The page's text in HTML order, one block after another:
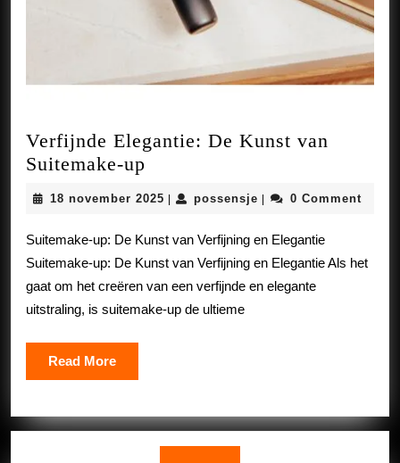
Verfijnde Elegantie: De Kunst van
Suitemake-up
De
Kunst
van
Suitemake-
up
18 november 2025 18
possensje possensje
0 Comment
Suitemake-up: De Kunst van Verfijning en Elegantie
Suitemake-up: De Kunst van Verfijning en Elegantie Als het
gaat om het creëren van een verfijnde en elegante
uitstraling, is suitemake-up de ultieme
Read MoreRead
More